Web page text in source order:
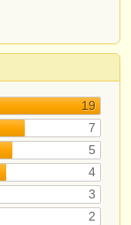
19
7
5
4
3
2